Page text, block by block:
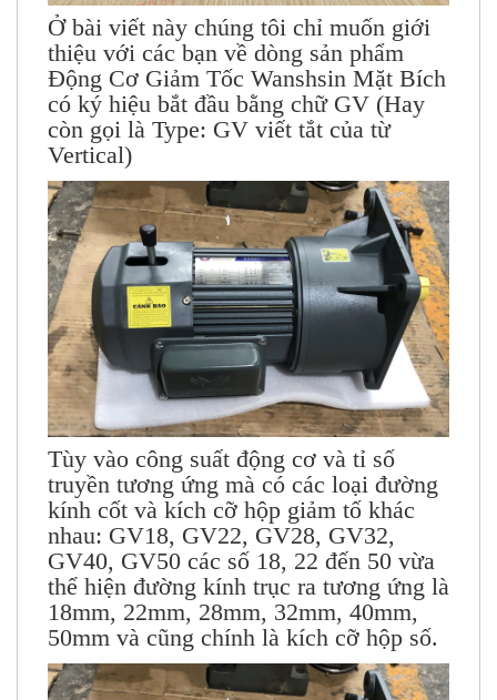
Ở bài viết này chúng tôi chỉ muốn giới
thiệu với các bạn về dòng sản phẩm
Động Cơ Giảm Tốc Wanshsin Mặt Bích
có ký hiệu bắt đầu bằng chữ GV (Hay
còn gọi là Type: GV viết tắt của từ
Vertical)
Tùy vào công suất động cơ và tỉ số
truyền tương ứng mà có các loại đường
kính cốt và kích cỡ hộp giảm tố khác
nhau: GV18, GV22, GV28, GV32,
GV40, GV50 các số 18, 22 đến 50 vừa
thể hiện đường kính trục ra tương ứng là
18mm, 22mm, 28mm, 32mm, 40mm,
50mm và cũng chính là kích cỡ hộp số.